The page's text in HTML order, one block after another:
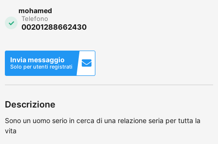
mohamed
Telefono
00201288662430
Invia messaggio
Solo per utenti registrati
Descrizione
Sono un uomo serio in cerca di una relazione seria per tutta la
vita